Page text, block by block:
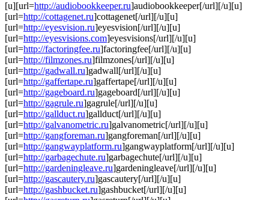
[u][url=http://audiobookkeeper.ru]audiobookkeeper[/url][/u][u]
[url=http://cottagenet.ru]cottagenet[/url][/u][u]
[url=http://eyesvision.ru]eyesvision[/url][/u][u]
[url=http://eyesvisions.com]eyesvisions[/url][/u][u]
[url=http://factoringfee.ru]factoringfee[/url][/u][u]
[url=http://filmzones.ru]filmzones[/url][/u][u]
[url=http://gadwall.ru]gadwall[/url][/u][u]
[url=http://gaffertape.ru]gaffertape[/url][/u][u]
[url=http://gageboard.ru]gageboard[/url][/u][u]
[url=http://gagrule.ru]gagrule[/url][/u][u]
[url=http://gallduct.ru]gallduct[/url][/u][u]
[url=http://galvanometric.ru]galvanometric[/url][/u][u]
[url=http://gangforeman.ru]gangforeman[/url][/u][u]
[url=http://gangwayplatform.ru]gangwayplatform[/url][/u][u]
[url=http://garbagechute.ru]garbagechute[/url][/u][u]
[url=http://gardeningleave.ru]gardeningleave[/url][/u][u]
[url=http://gascautery.ru]gascautery[/url][/u][u]
[url=http://gashbucket.ru]gashbucket[/url][/u][u]